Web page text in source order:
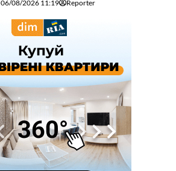
06/08/2026 11:19 Reporter